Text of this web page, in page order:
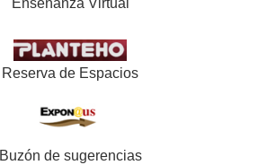
Enseñanza Virtual
Reserva de Espacios
Buzón de sugerencias